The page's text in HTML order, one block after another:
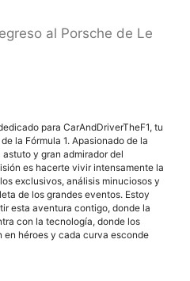
al Porsche de Le
para CarAndDriverTheF1, tu
la Fórmula 1. Apasionado de la
y gran admirador del
es hacerte vivir intensamente la
exclusivos, análisis minuciosos y
de los grandes eventos. Estoy
esta aventura contigo, donde la
con la tecnología, donde los
en héroes y cada curva esconde